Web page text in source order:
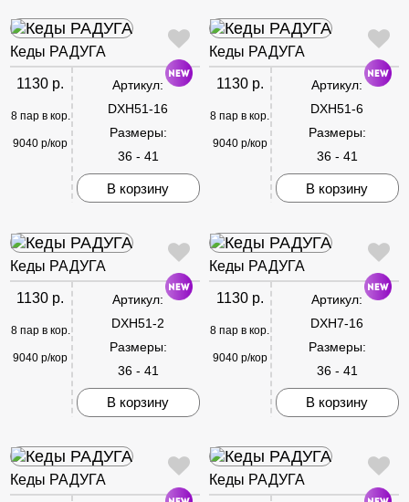
Кеды РАДУГА
1130 р.
8 пар в кор.
9040 р/кор
Артикул:
DXH51-16
Размеры:
36 - 41
В корзину
Кеды РАДУГА
1130 р.
8 пар в кор.
9040 р/кор
Артикул:
DXH51-6
Размеры:
36 - 41
В корзину
Кеды РАДУГА
1130 р.
8 пар в кор.
9040 р/кор
Артикул:
DXH51-2
Размеры:
36 - 41
В корзину
Кеды РАДУГА
1130 р.
8 пар в кор.
9040 р/кор
Артикул:
DXH7-16
Размеры:
36 - 41
В корзину
Кеды РАДУГА Кеды РАДУГА